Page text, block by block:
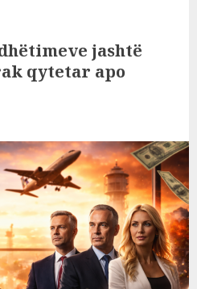
jashtë
qytetar apo